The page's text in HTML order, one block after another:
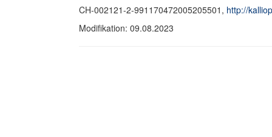
CH-002121-2-991170472005205501, http://
Modifikation: 09.08.2023